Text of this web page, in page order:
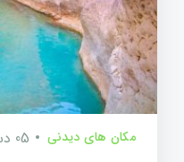
مکان های دیدنی 05 دسامبر 2023